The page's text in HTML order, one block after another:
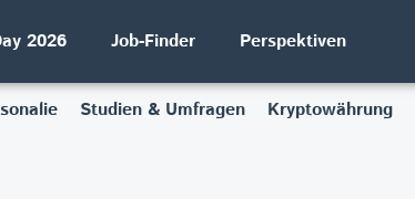
2026 Job-Finder Perspektiven
Studien & Umfragen Kryptowährung